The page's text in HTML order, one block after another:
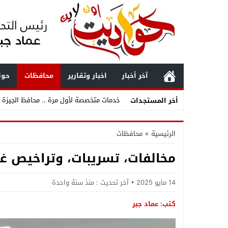
آخر أخبار اخبار وتقارير محافظات
أخر المستجدات
خدمات متخصصة لأول مرة .. محافظ الجيزة
ثقة متجددة واستكمال لمسيرة العطاء ..
ثقة مستحقة وترقية تليق بالكفاءات ..
حركة مباحث الجيزة 2026 .. تغييرات واسعة وتصعيد قيادات شابة وتجديد الثقة في أصحاب الإنجازات
بعد زلزال الفجر .. أول تحرك عاجل من
بعد زلزال الفجر .. البحوث الفلكية تكشف
الرئيسية » محافظات
مخالفات، تسريبات، وتراخيص
14 مايو 2025 آخر تحديث : منذ سنة واحدة
كتب: عماد جبر